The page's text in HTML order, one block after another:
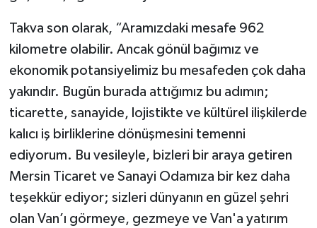
Takva son olarak, “Aramızdaki mesafe 962
kilometre olabilir. Ancak gönül bağımız ve
ekonomik potansiyelimiz bu mesafeden çok daha
yakındır. Bugün burada attığımız bu adımın;
ticarette, sanayide, lojistikte ve kültürel ilişkilerde
kalıcı iş birliklerine dönüşmesini temenni
ediyorum. Bu vesileyle, bizleri bir araya getiren
Mersin Ticaret ve Sanayi Odamıza bir kez daha
teşekkür ediyor; sizleri dünyanın en güzel şehri
olan Van’ı görmeye, gezmeye ve Van'a yatırım